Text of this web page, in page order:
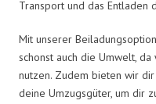
Transport und das Entladen
Mit unserer
schonst auch die Umwelt,
nutzen. Zudem bieten wir
deine Umzugsgüter, um dir